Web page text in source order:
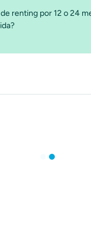
renting por 12 o 24